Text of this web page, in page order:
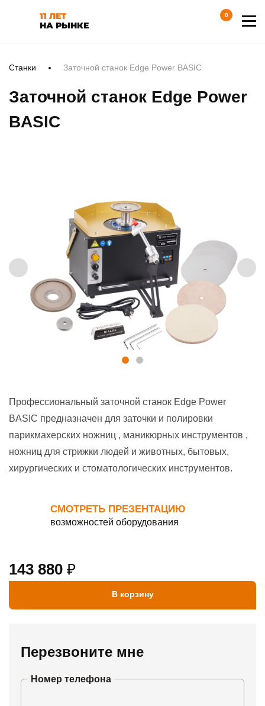
11 ЛЕТ
НА РЫНКЕ
0
Станки Заточной станок Edge Power BASIC
Заточной станок Edge Power
BASIC
Профессиональный заточной станок Edge Power
BASIC предназначен для заточки и полировки
парикмахерских ножниц , маникюрных инструментов ,
ножниц для стрижки людей и животных, бытовых,
хирургических и стоматологических инструментов.
СМОТРЕТЬ ПРЕЗЕНТАЦИЮ
возможностей оборудования
143 880 ₽
В корзину
Перезвоните мне
Номер телефона